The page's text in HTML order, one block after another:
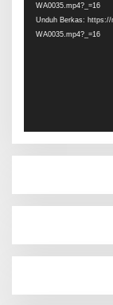
WA0035.mp4?_=16
Unduh Berkas: https://
WA0035.mp4?_=16